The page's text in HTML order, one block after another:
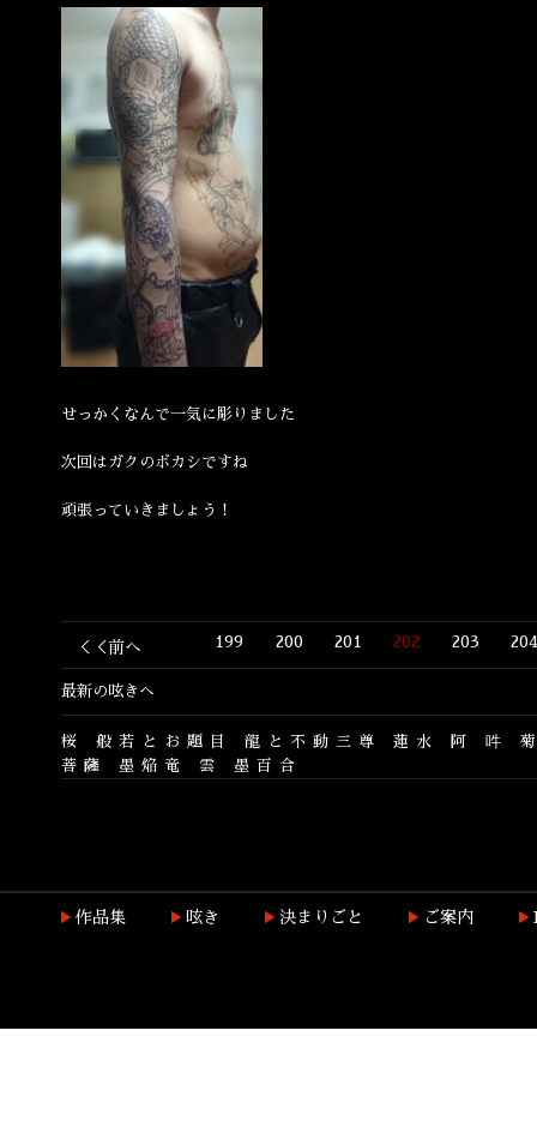
せっかくなんで一気に彫りました
次回はガクのボカシですね
頑張っていきましょう！
＜＜前へ 199 200 201 202 203
最新の呟きへ
桜 般若とお題目 龍と不動三尊 蓮水 阿 吽
菩薩
墨焔竜 雲 墨百合
作品集 呟き 決まりごと ご案内